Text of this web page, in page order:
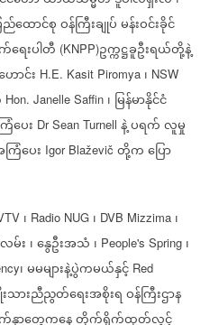
ည်ထောင်စုဝန်ကြီးချုပ်မန်းဝင်းခိုင်
ေးပါတီ (KNPP)ဥက္ကဋ္ဌခူဦးရယ်တို့နဲ့
ောင်း H.E. Kasit Piromya ၊ NSW
Hon. Janelle Saffin ၊ မြန်မာနိုင်ငံ
ပေး Dr Sean Turnell နဲ့ပရက်လူမှု
ြံပေး Igor Blaževič တို့ကပြော
၊ Radio NUG ၊ DVB Mizzima ၊
မ်း ၊နွေဦးအသံ ၊ People's Spring ၊
၊မမများနဲ့ပွဲကမယ်နှင့် Red
သားညီညွတ်ရေးအစိုးရဝန်ကြီးဌာန